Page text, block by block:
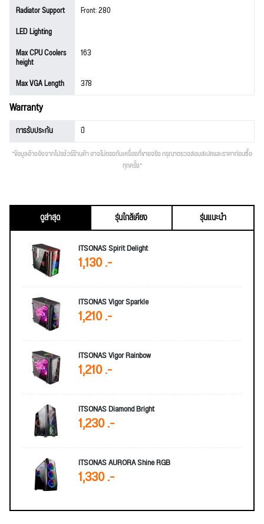
Radiator Support
Front: 280
LED Lighting
Max CPU Coolers
height
163
Max VGA Length 378
Warranty
การรับประกัน ปี
*ข้อมูลอ้างอิงจากโปรชัวร์ร้านค้า อาจไม่ตรงกับเครื่องที่ขายจริง กรุณาตรวจสอบสเปคและราคาก่อนซื้อ
ทุกครั้ง*
ดูล่าสุด รุ่นใกล้เคียง
รุ่นแนะนำ
ITSONAS Spirit Delight
1,130 .-
ITSONAS Vigor Sparkle
1,210 .-
ITSONAS Vigor Rainbow
1,210 .-
ITSONAS Diamond Bright
1,230 .-
ITSONAS AURORA Shine RGB
1,330 .-